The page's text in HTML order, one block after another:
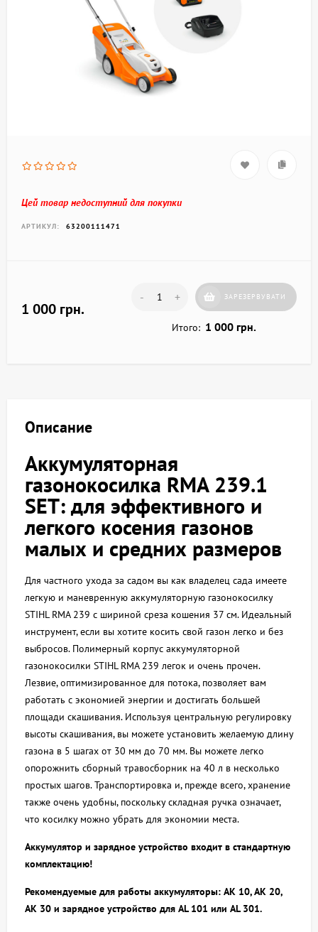
Цей товар недоступний для покупки
АРТИКУЛ: 63200111471
1 000 грн.
- + ЗАРЕЗЕРВУВАТИ
Итого: 1 000 грн.
Описание
Аккумуляторная
газонокосилка RMA 239.1
SET: для эффективного и
легкого косения газонов
малых и средних размеров
Для частного ухода за садом вы как владелец сада имеете
легкую и маневренную аккумуляторную газонокосилку
STIHL RMA 239 с шириной среза кошения 37 см. Идеальный
инструмент, если вы хотите косить свой газон легко и без
выбросов. Полимерный корпус аккумуляторной
газонокосилки STIHL RMA 239 легок и очень прочен.
Лезвие, оптимизированное для потока, позволяет вам
работать с экономией энергии и достигать большей
площади скашивания. Используя центральную регулировку
высоты скашивания, вы можете установить желаемую длину
газона в 5 шагах от 30 мм до 70 мм. Вы можете легко
опорожнить сборный травосборник на 40 л в несколько
простых шагов. Транспортировка и, прежде всего, хранение
также очень удобны, поскольку складная ручка означает,
что косилку можно убрать для экономии места.
Аккумулятор и зарядное устройство входит в стандартную
комплектацию!
Рекомендуемые для работы аккумуляторы: AK 10, AK 20,
AK 30 и зарядное устройство для AL 101 или AL 301.